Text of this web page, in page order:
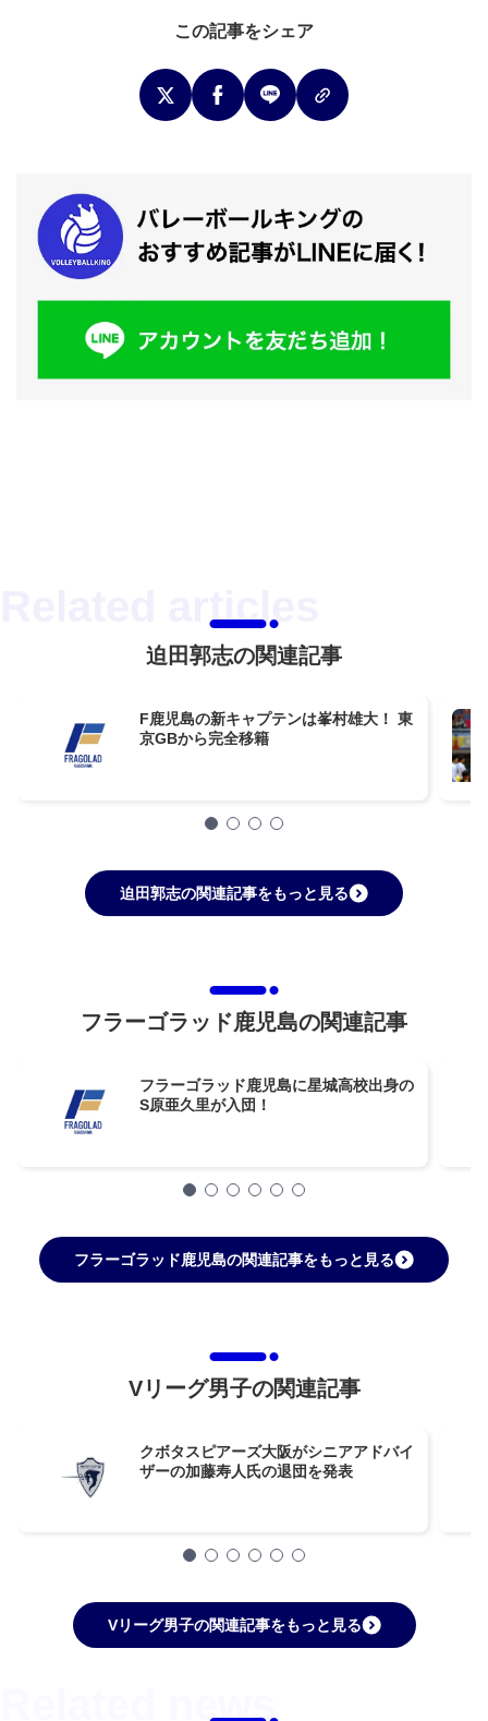
この記事をシェア
迫田郭志の関連記事
F鹿児島の新キャプテンは峯村雄大！ 東
京GBから完全移籍
迫田郭志の関連記事をもっと見る
フラーゴラッド鹿児島の関連記事
フラーゴラッド鹿児島に星城高校出身の
S原亜久里が入団！
フラーゴラッド鹿児島の関連記事をもっと見る
Vリーグ男子の関連記事
クボタスピアーズ大阪がシニアアドバイ
ザーの加藤寿人氏の退団を発表
Vリーグ男子の関連記事をもっと見る